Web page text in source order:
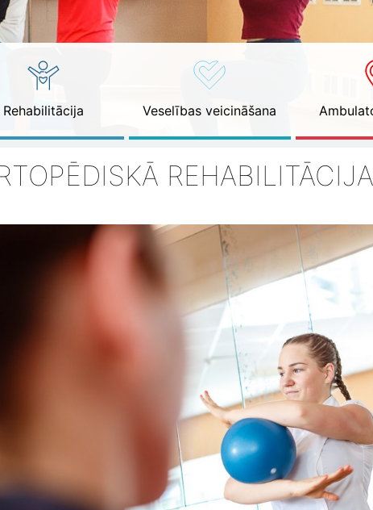
Rehabilitācija Veselības veicināšana
REHABILITĀCIJA